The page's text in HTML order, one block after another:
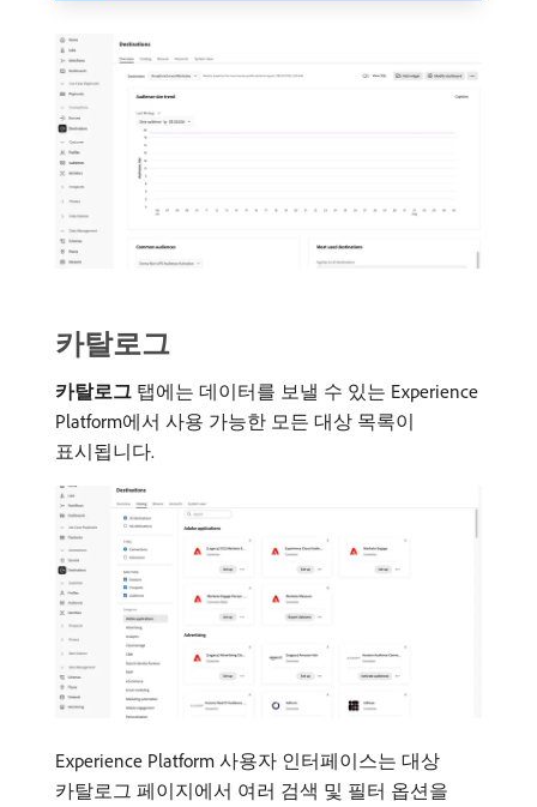
카탈로그
카탈로그 탭에는 데이터를 보낼 수 있는 Experience
Platform에서 사용 가능한 모든 대상 목록이
표시됩니다.
Experience Platform 사용자 인터페이스는 대상
카탈로그 페이지에서 여러 검색 및 필터 옵션을